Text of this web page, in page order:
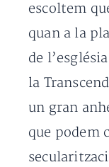
escoltem
quan a la
de
la
un gran
que podem